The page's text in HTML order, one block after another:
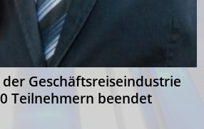
Geschäftsreiseindustrie
Teilnehmern beendet